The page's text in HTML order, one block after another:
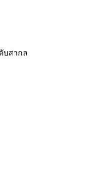
บสากล